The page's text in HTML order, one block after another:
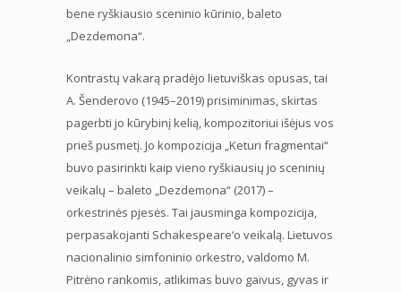
bene ryškiausio sceninio kūrinio, baleto
„Dezdemona“.
Kontrastų vakarą pradėjo lietuviškas opusas, tai
A. Šenderovo (1945–2019) prisiminimas, skirtas
pagerbti jo kūrybinį kelią, kompozitoriui išėjus vos
prieš pusmetį. Jo kompozicija „Keturi fragmentai“
buvo pasirinkti kaip vieno ryškiausių jo sceninių
veikalų – baleto „Dezdemona“ (2017) –
orkestrinės pjesės. Tai jausminga kompozicija,
perpasakojanti Schakespeare‘o veikalą. Lietuvos
nacionalinio simfoninio orkestro, valdomo M.
Pitrėno rankomis, atlikimas buvo gaivus, gyvas ir